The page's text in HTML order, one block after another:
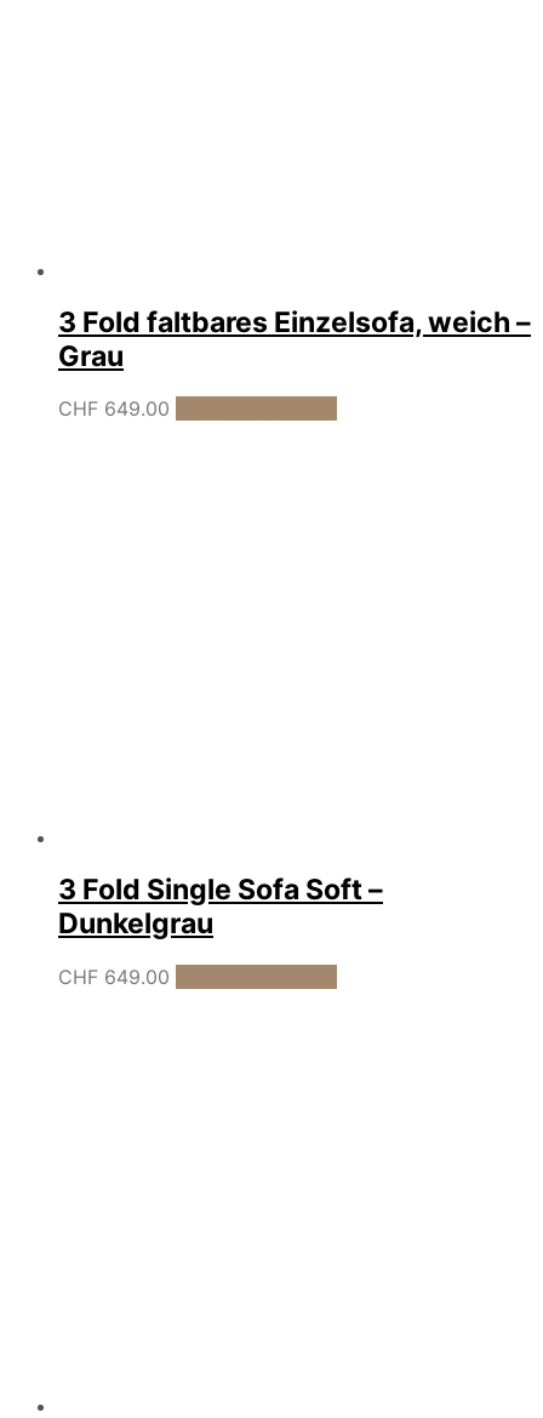
3 Fold faltbares Einzelsofa, weich –
Grau
CHF 649.00
3 Fold Single Sofa Soft –
Dunkelgrau
CHF 649.00